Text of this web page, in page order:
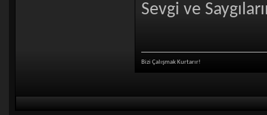
Sevgi ve
Bizi Çalışmak Kurtarır!